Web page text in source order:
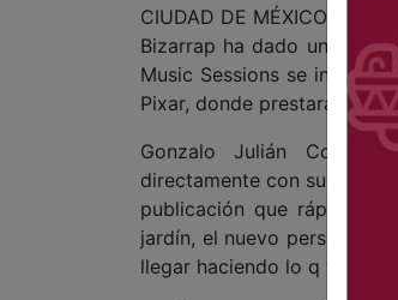
CIUDAD DE MÉXICO 2 DE
Bizarrap ha dado un salto
Music Sessions se
Pixar, donde prestará su
Gonzalo Julián Conde,
directamente con sus
publicación que
jardín, el nuevo personaje
llegar haciendo lo q t